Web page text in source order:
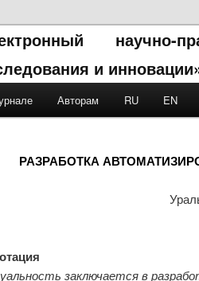
научно-
и
to primary content
to secondary content
Авторам RU EN
РАЗРАБОТКА
заключается в